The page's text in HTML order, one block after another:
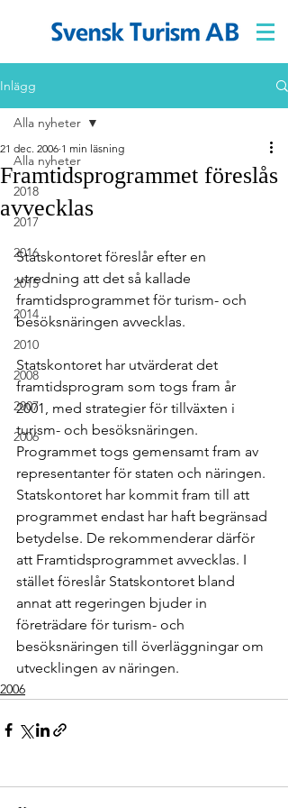
Inlägg
Alla nyheter
2018
2017
2016
2015
2014
2010
2008
2007
2006
Alla nyheter
Framtidsprogrammet föreslås
avvecklas
21 dec. 2006 1 min läsning
Statskontoret föreslår efter en
utredning att det så kallade
framtidsprogrammet för turism- och
besöksnäringen avvecklas.
Statskontoret har utvärderat det
framtidsprogram som togs fram år
2001, med strategier för tillväxten i
turism- och besöksnäringen.
Programmet togs gemensamt fram av
representanter för staten och näringen.
Statskontoret har kommit fram till att
programmet endast har haft begränsad
betydelse. De rekommenderar därför
att Framtidsprogrammet avvecklas. I
stället föreslår Statskontoret bland
annat att regeringen bjuder in
företrädare för turism- och
besöksnäringen till överläggningar om
utvecklingen av näringen.
2006